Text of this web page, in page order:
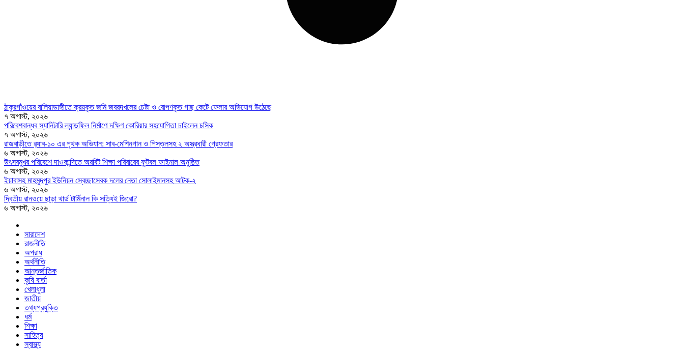
ঠাকুরগাঁওয়ের বালিয়াডাঙ্গীতে ক্রয়কৃত জমি জবরদখলের চেষ্টা ও রোপণকৃত গাছ কেটে ফেলার অভিযোগ উঠেছে
৭ অগাস্ট, ২০২৬
পরিবেশবান্ধব স্যানিটারি ল্যান্ডফিল নির্মাণে দক্ষিণ কোরিয়ার সহযোগিতা চাইলেন চসিক
৭ অগাস্ট, ২০২৬
রাজবাড়ীতে র‍্যাব-১০ এর পৃথক অভিযান: সাব-মেশিনগান ও পিস্তলসহ ২ অস্ত্রধারী গ্রেফতার
৬ অগাস্ট, ২০২৬
উৎসবমুখর পরিবেশে দাওকান্দিতে অরবিট শিক্ষা পরিবারের ফুটবল ফাইনাল অনুষ্ঠিত
৬ অগাস্ট, ২০২৬
ইয়াবাসহ মাহমুদপুর ইউনিয়ন স্বেচ্ছাসেবক দলের নেতা সোলাইমানসহ আটক-২
৬ অগাস্ট, ২০২৬
দ্বিতীয় রানওয়ে ছাড়া থার্ড টার্মিনাল কি সত্যিই জিরো?
৬ অগাস্ট, ২০২৬
সারাদেশ
রাজনীতি
অপরাধ
অর্থনীতি
আন্তর্জাতিক
কৃষি বার্তা
খেলাধুলা
জাতীয়
তথ্যপ্রযুক্তি
ধর্ম
শিক্ষা
সাহিত্য
স্বাস্থ্য